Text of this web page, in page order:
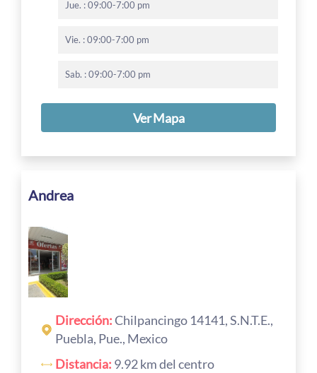
Jue. : 09:00-7:00 pm
Vie. : 09:00-7:00 pm
Sab. : 09:00-7:00 pm
Ver Mapa
Andrea
Dirección:Chilpancingo 14141, S.N.T.E.,
Puebla, Pue., Mexico
Distancia: 9.92 km del centro